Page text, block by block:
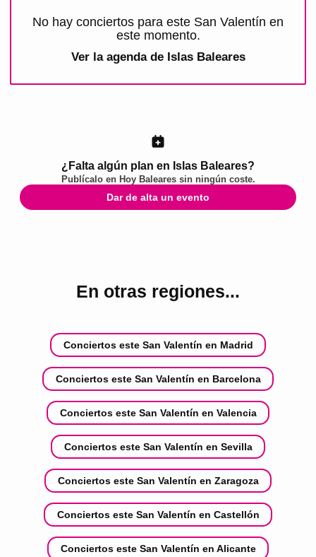
No hay conciertos para este San Valentín en
este momento.
Ver la agenda de Islas Baleares
¿Falta algún plan en Islas Baleares?
Publícalo en Hoy Balearessin ningún coste.
Dar de alta un evento
En otras regiones...
Conciertos este San Valentín en Madrid
Conciertos este San Valentín en Barcelona
Conciertos este San Valentín en Valencia
Conciertos este San Valentín en Sevilla
Conciertos este San Valentín en Zaragoza
Conciertos este San Valentín en Castellón
Conciertos este San Valentín en Alicante